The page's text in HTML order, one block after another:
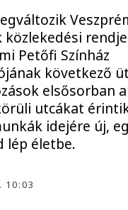
közlekedési
Petőfi Színház
következő
elsősorban a
utcákat
idejére új,
lép életbe.
10:03